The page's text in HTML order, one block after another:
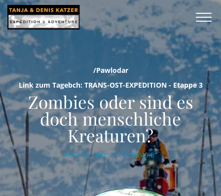
/Pawlodar
Link zum Tagebch: TRANS-OST-EXPEDITION - Etappe 3
Zombies oder sind es
doch menschliche
Kreaturen?
N 52°18'18.0'' E 076°55'49.8''